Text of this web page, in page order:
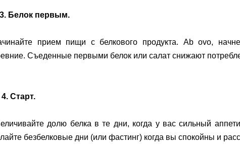
Белок первым.
прием пищи с белкового продукта. Ab ovo,
Съеденные первыми белок или салат снижают
4. Старт.
долю белка в те дни, когда у вас сильный
безбелковые дни (или фастинг) когда вы спокойны и